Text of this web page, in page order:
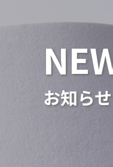
お知らせ